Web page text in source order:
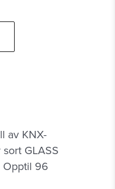
av KNX-
GLASS
Opptil 96